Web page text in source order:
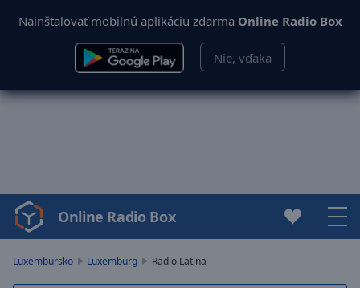
Nainštalovať mobilnú aplikáciu zdarma Online Radio Box
Nie, vďaka
Video
Player
Online Radio Box
Luxembursko Luxemburg Radio Latina